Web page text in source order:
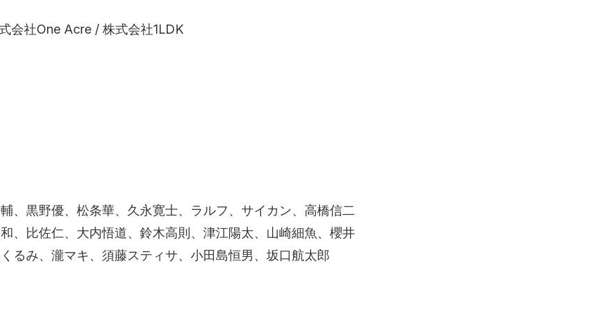
会社One Acre / 株式会社1LDK
、黒野優、松条華、久永寛士、ラルフ、サイカン、高橋信二
、比佐仁、大内悟道、鈴木高則、津江陽太、山崎細魚、櫻井
るみ、瀧マキ、須藤スティサ、小田島恒男、坂口航太郎